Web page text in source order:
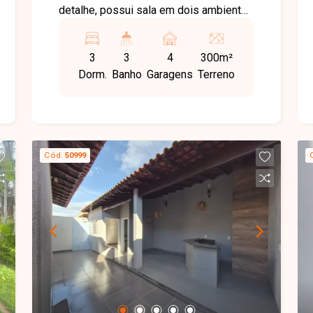
detalhe, possui sala em dois ambientes
armários e ar-condicionado (1 suíte),
banheiro social com armário, cozinha
planejada com cooktop e depurador,
3
Dorm.
3
Banho
4
Garagens
300m²
Terreno
Cód. 50999